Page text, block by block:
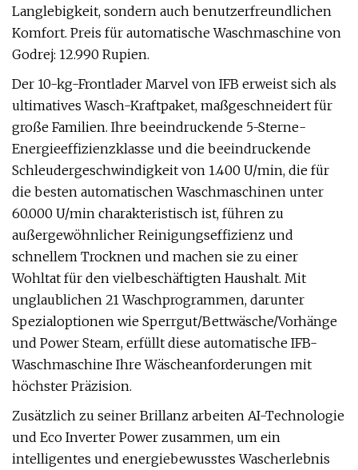
Langlebigkeit, sondern auch benutzerfreundlichen
Komfort. Preis für automatische Waschmaschine von
Godrej: 12.990 Rupien.
Der 10-kg-Frontlader Marvel von IFB erweist sich als
ultimatives Wasch-Kraftpaket, maßgeschneidert für
große Familien. Ihre beeindruckende 5-Sterne-
Energieeffizienzklasse und die beeindruckende
Schleudergeschwindigkeit von 1.400 U/min, die für
die besten automatischen Waschmaschinen unter
60.000 U/min charakteristisch ist, führen zu
außergewöhnlicher Reinigungseffizienz und
schnellem Trocknen und machen sie zu einer
Wohltat für den vielbeschäftigten Haushalt. Mit
unglaublichen 21 Waschprogrammen, darunter
Spezialoptionen wie Sperrgut/Bettwäsche/Vorhänge
und Power Steam, erfüllt diese automatische IFB-
Waschmaschine Ihre Wäscheanforderungen mit
höchster Präzision.
Zusätzlich zu seiner Brillanz arbeiten AI-Technologie
und Eco Inverter Power zusammen, um ein
intelligentes und energiebewusstes Wascherlebnis